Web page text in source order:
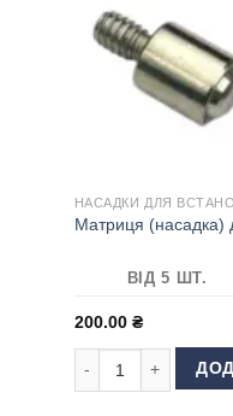
НАСАДКИ ДЛЯ
Матриця (насадка)
ВІД 5 ШТ.
200.00 ₴
Матриця (насадка)